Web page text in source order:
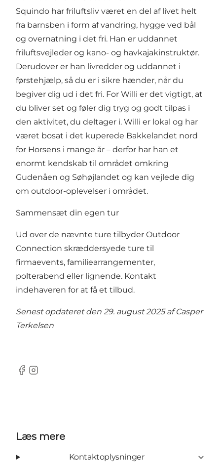
Squindo har friluftsliv været en del af livet helt
fra barnsben i form af vandring, hygge ved bål
og overnatning i det fri. Han er uddannet
friluftsvejleder og kano- og havkajakinstruktør.
Derudover er han livredder og uddannet i
førstehjælp, så du er i sikre hænder, når du
begiver dig ud i det fri. For Willi er det vigtigt, at
du bliver set og føler dig tryg og godt tilpas i
den aktivitet, du deltager i. Willi er lokal og har
været bosat i det kuperede Bakkelandet nord
for Horsens i mange år – derfor har han et
enormt kendskab til området omkring
Gudenåen og Søhøjlandet og kan vejlede dig
om outdoor-oplevelser i området.
Sammensæt din egen tur
Ud over de nævnte ture tilbyder Outdoor
Connection skræddersyede ture til
firmaevents, familiearrangementer,
polterabend eller lignende. Kontakt
indehaveren for at få et tilbud.
Senest opdateret den 29. august 2025 afCasper
Terkelsen
Facebook
Instagram
Læs mere
Kontaktoplysninger